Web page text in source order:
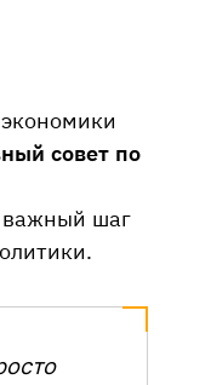
совет по
шаг